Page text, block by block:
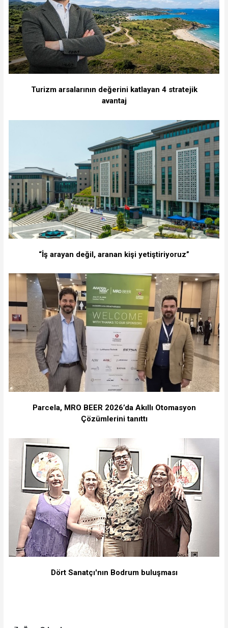
Turizm arsalarının değerini katlayan 4 stratejik
avantaj
“İş arayan değil, aranan kişi yetiştiriyoruz”
Parcela, MRO BEER 2026’da Akıllı Otomasyon
Çözümlerini tanıttı
Dört Sanatçı'nın Bodrum buluşması